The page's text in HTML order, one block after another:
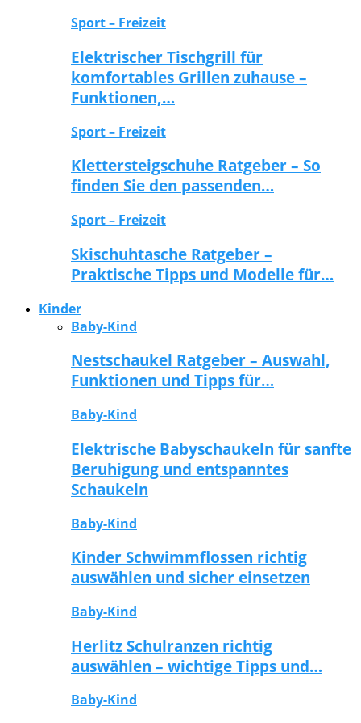
Sport – Freizeit
Elektrischer Tischgrill für
komfortables Grillen zuhause –
Funktionen,…
Sport – Freizeit
Klettersteigschuhe Ratgeber – So
finden Sie den passenden…
Sport – Freizeit
Skischuhtasche Ratgeber –
Praktische Tipps und Modelle für…
Kinder
Baby-Kind
Nestschaukel Ratgeber – Auswahl,
Funktionen und Tipps für…
Baby-Kind
Elektrische Babyschaukeln für sanfte
Beruhigung und entspanntes
Schaukeln
Baby-Kind
Kinder Schwimmflossen richtig
auswählen und sicher einsetzen
Baby-Kind
Herlitz Schulranzen richtig
auswählen – wichtige Tipps und…
Baby-Kind